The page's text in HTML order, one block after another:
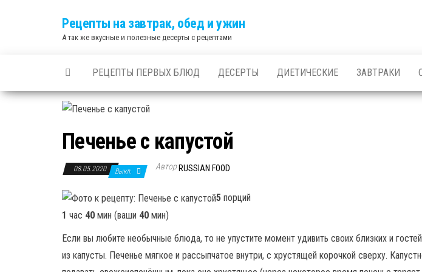
Рецепты на завтрак, обед и ужин
А так же вкусные и полезные десерты с рецептами
РЕЦЕПТЫ ПЕРВЫХ БЛЮД ДЕСЕРТЫ ДИЕТИЧЕСКИЕ ЗАВТРАКИ
Печенье с капустой
08.05.2020 Выкл. Автор RUSSIAN FOOD
5 порций
1 час 40 мин (ваши 40 мин)
Если вы любите необычные блюда, то не упустите момент удивить своих близких и
из капусты. Печенье мягкое и рассыпчатое внутри, с хрустящей корочкой сверху.